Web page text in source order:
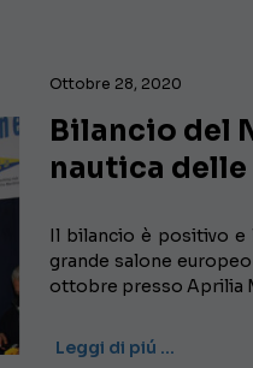
Ottobre 28, 2020
Bilancio del
nautica
Il bilancio è positivo
grande salone
ottobre presso Aprilia
Leggi di piú …